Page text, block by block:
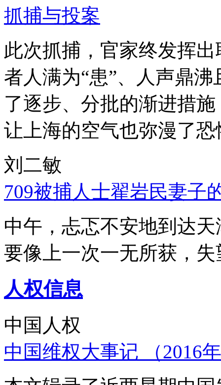
抓捕与投案
此次抓捕，官家终发挥
者人满为“患”、人声鼎
了逐步、分批的渐进措
让上海的空气也弥漫了
刘二敏
709被捕人士翟岩民妻子
中午，忐忑不安地到达
要像上一次一无所获，
人权信息
中国人权
中国维权大事记 （2016